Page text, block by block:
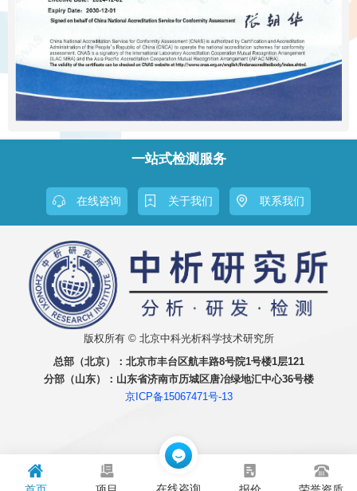
↑
一站式检测服务
在线咨询 关于我们 联系我们
版权所有 © 北京中科光析科学技术研究所
总部（北京）： 北京市丰台区航丰路8号院1号楼1层121
分部（山东）： 山东省济南市历城区唐冶绿地汇中心36号楼
京ICP备15067471号-13